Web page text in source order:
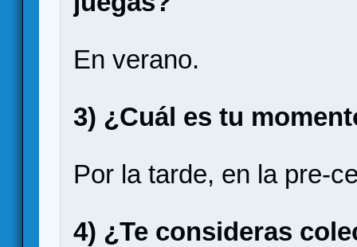
En verano.
3) ¿Cuál es tu
Por la tarde, en la pre-
4) ¿Te consideras